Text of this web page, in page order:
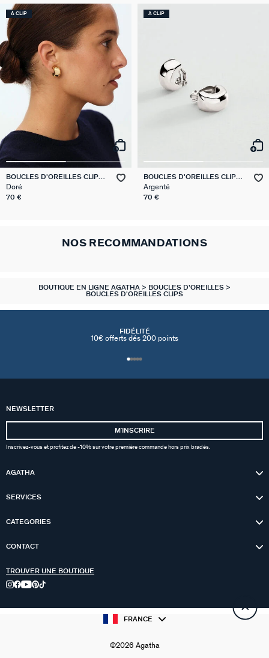
À CLIP
BOUCLES D'OREILLES CLIPS
GRAND PALAIS
Doré
70 €
À CLIP
BOUCLES D'OREILLES CLIPS
GRAND PALAIS
Argenté
70 €
NOS RECOMMANDATIONS
BOUTIQUE EN LIGNE AGATHA
BOUCLES D'OREILLES
BOUCLES D'OREILLES CLIPS
FIDÉLITÉ
10€ offerts dés 200 points
NEWSLETTER
MʼINSCRIRE
Inscrivez-vous et profitez de -10% sur votre première commande hors prix bradés.
AGATHA
SERVICES
CATEGORIES
CONTACT
TROUVER UNE BOUTIQUE
FRANCE
©2026 Agatha